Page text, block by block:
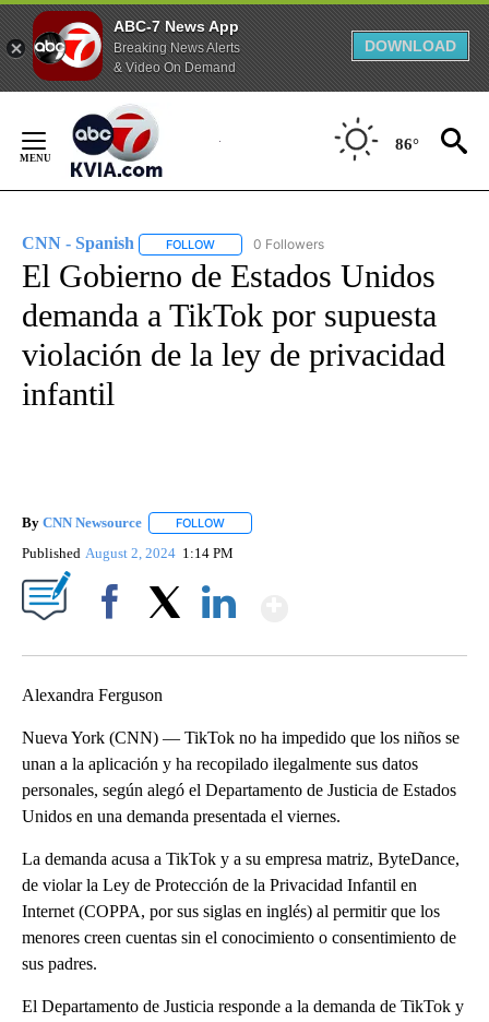
ABC-7 News App
Breaking News Alerts
& Video On Demand
DOWNLOAD
Content
86°
CNN - Spanish FOLLOW FOLLOW "CNN - SPANISH" TO RECEIVE
0 Followers
El Gobierno de Estados Unidos
demanda a TikTok por supuesta
violación de la ley de privacidad
infantil
By CNN Newsource FOLLOW
Published August 2, 2024 1:14 PM
Alexandra Ferguson
Nueva York (CNN) — TikTok no ha impedido que los niños se
unan a la aplicación y ha recopilado ilegalmente sus datos
personales, según alegó el Departamento de Justicia de Estados
Unidos en una demanda presentada el viernes.
La demanda acusa a TikTok y a su empresa matriz, ByteDance,
de violar la Ley de Protección de la Privacidad Infantil en
Internet (COPPA, por sus siglas en inglés) al permitir que los
menores creen cuentas sin el conocimiento o consentimiento de
sus padres.
El Departamento de Justicia responde a la demanda de TikTok y